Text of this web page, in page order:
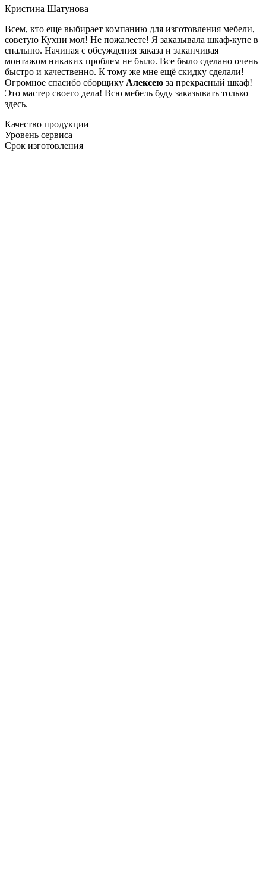
Кристина Шатунова
Всем, кто еще выбирает компанию для изготовления мебели,
советую Кухни мол! Не пожалеете! Я заказывала шкаф-купе в
спальню. Начиная с обсуждения заказа и заканчивая
монтажом никаких проблем не было. Все было сделано очень
быстро и качественно. К тому же мне ещё скидку сделали!
Огромное спасибо сборщику Алексею за прекрасный шкаф!
Это мастер своего дела! Всю мебель буду заказывать только
здесь.
Качество продукции
Уровень сервиса
Срок изготовления